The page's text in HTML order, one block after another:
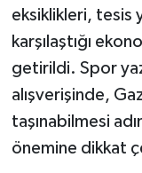
eksiklikleri, tesis
karşılaştığı
getirildi. Spor
alışverişinde,
taşınabilmesi
önemine dikkat